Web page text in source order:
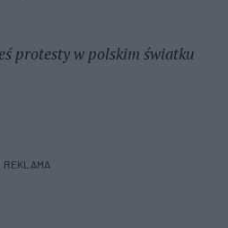
protesty w polskim światku
REKLAMA